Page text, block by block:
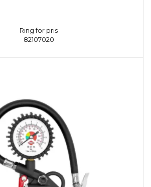
Ring for pris
82107020